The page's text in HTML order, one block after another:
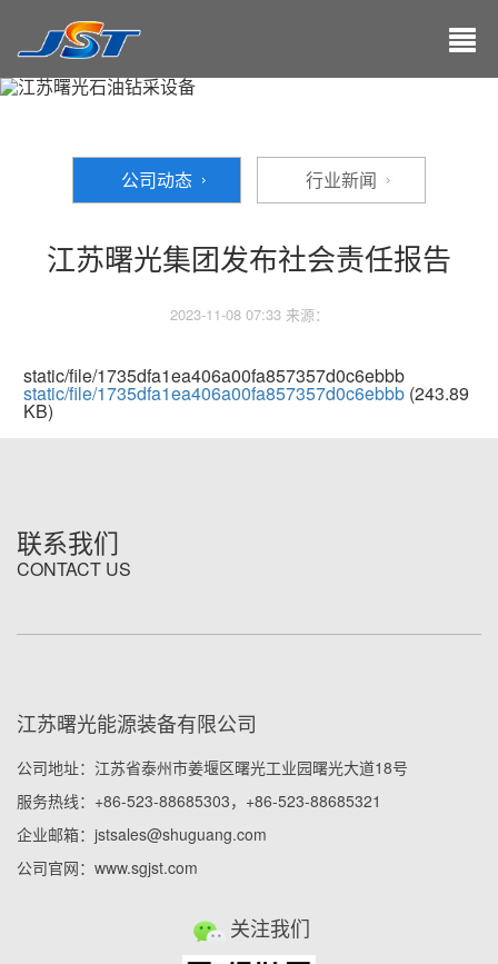
公司动态 行业新闻
江苏曙光集团发布社会责任报告
2023-11-08 07:33 来源：
static/file/1735dfa1ea406a00fa857357d0c6ebbb
static/file/1735dfa1ea406a00fa857357d0c6ebbb (243.89
KB)
联系我们
CONTACT US
江苏曙光能源装备有限公司
公司地址：江苏省泰州市姜堰区曙光工业园曙光大道18号
服务热线：+86-523-88685303，+86-523-88685321
企业邮箱：jstsales@shuguang.com
公司官网：www.sgjst.com
关注我们